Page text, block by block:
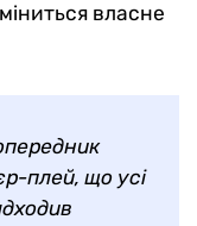
власне
плей, що усі